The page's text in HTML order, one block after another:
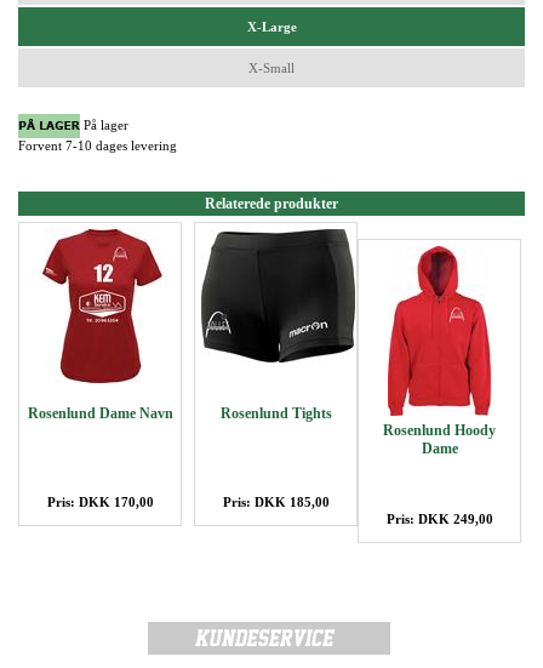
X-Large
X-Small
På lager
Forvent 7-10 dages levering
Relaterede produkter
Rosenlund Dame Navn
Pris: DKK 170,00
Rosenlund Tights
Pris: DKK 185,00
Rosenlund Hoody
Dame
Pris: DKK 249,00